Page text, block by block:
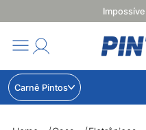
Carnê Pintos